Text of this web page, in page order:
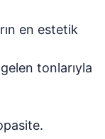
en estetik
tonlarıyla